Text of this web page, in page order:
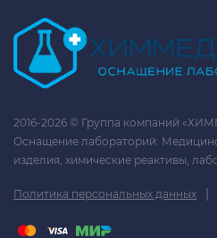
2016-2026 © Группа компаний
Оснащение лабораторий.
изделия, химические реактивы,
Политика персональных данных |